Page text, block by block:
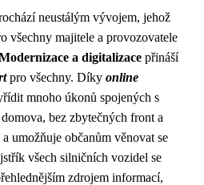
neustálým vývojem, jehož
všechny majitele a provozovatele
a digitalizace přináší
pro všechny. Díky online
mnoho úkonů spojených s
bez zbytečných front a
umožňuje občanům věnovat se
všech silničních vozidel se
zdrojem informací,